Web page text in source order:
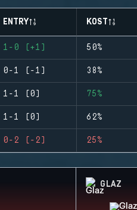
ENTRY KOST
1-0 (+1) 50%
0-1 (-1) 38%
1-1 (0) 75%
1-1 (0) 62%
0-2 (-2) 25%
GLAZ